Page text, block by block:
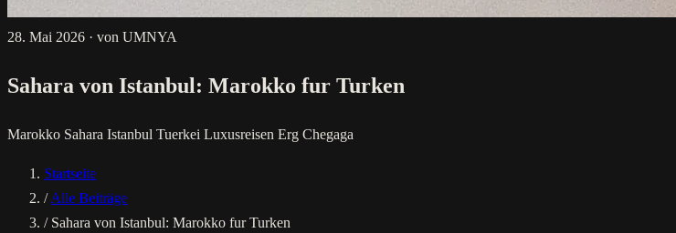
28. Mai 2026 · von UMNYA
Sahara von Istanbul: Marokko fur Turken
Marokko Sahara Istanbul Tuerkei Luxusreisen Erg Chegaga
Startseite
/ Alle Beiträge
/ Sahara von Istanbul: Marokko fur Turken